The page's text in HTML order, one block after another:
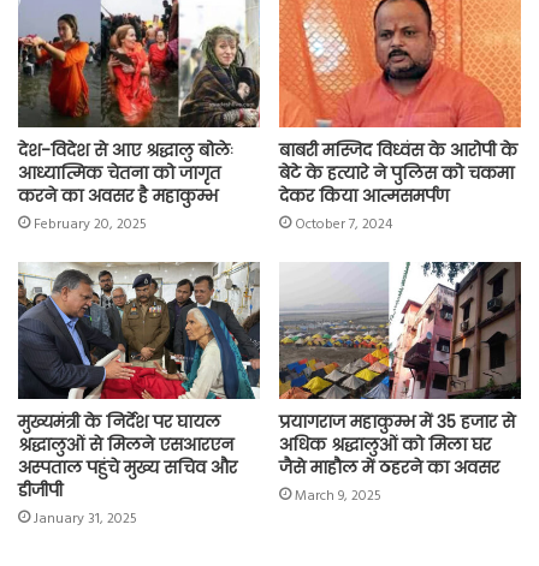
o
k
p
p
r
a
m
k
देश-विदेश से आए श्रद्धालु बोलेः
आध्यात्मिक चेतना को जागृत
करने का अवसर है महाकुम्भ
February 20, 2025
बाबरी मस्जिद विध्वंस के आरोपी के
बेटे के हत्यारे ने पुलिस को चकमा
देकर किया आत्मसमर्पण
October 7, 2024
मुख्यमंत्री के निर्देश पर घायल
श्रद्धालुओं से मिलने एसआरएन
अस्पताल पहुंचे मुख्य सचिव और
डीजीपी
January 31, 2025
प्रयागराज महाकुम्भ में 35 हजार से
अधिक श्रद्धालुओं को मिला घर
जैसे माहौल में ठहरने का अवसर
March 9, 2025